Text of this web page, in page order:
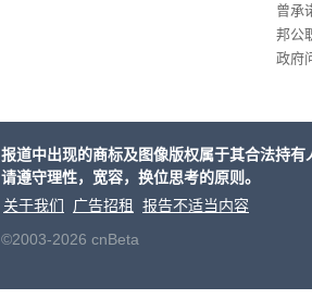
曾承
邦公
政府
报道中出现的商标及图像版权属于其合法持
请遵守理性，宽容，换位思考的原则。
关于我们
广告招租
报告不适当内容
©2003-2026 cnBeta